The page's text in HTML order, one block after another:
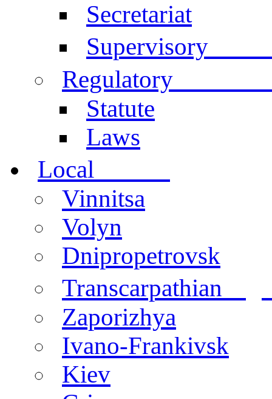
Secretariat
Supervisory
Regulatory
Statute
Laws
Local
Vinnitsa
Volyn
Dnipropetrovsk
Transcarpathian
Zaporizhya
Ivano-Frankivsk
Kiev